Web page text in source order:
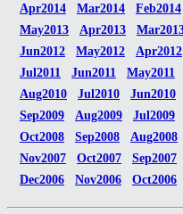
Apr2014
Mar2014 Feb2014
May2013
Apr2013
Jun2012
May2012 Apr2012
Jul2011
Jun2011 May2011
Aug2010
Jul2010 Jun2010
Sep2009
Aug2009 Jul2009
Oct2008
Sep2008 Aug2008
Nov2007
Oct2007 Sep2007
Dec2006
Nov2006 Oct2006